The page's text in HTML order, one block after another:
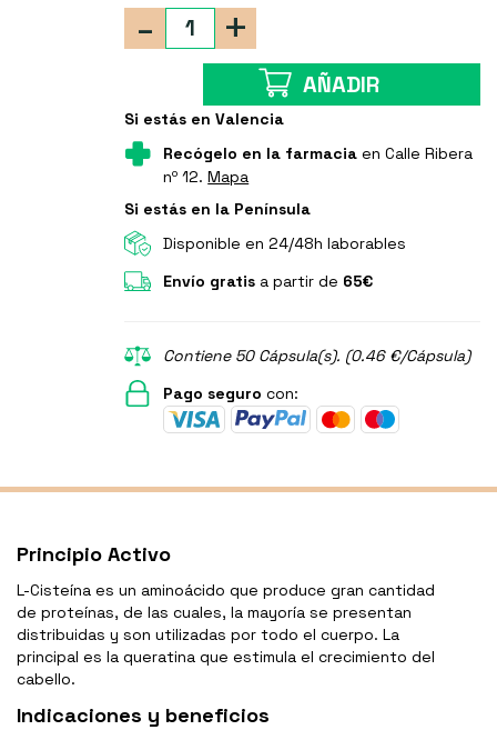
+
-
AÑADIR
Si estás en Valencia
Recógelo en la farmacia en Calle Ribera
nº 12.Mapa
Si estás en la Península
Disponible en 24/48h laborables
Envío gratis a partir de 65€
Contiene 50 Cápsula(s). (0.46 €/Cápsula)
Pago seguro con:
Principio Activo
L-Cisteína es un aminoácido que produce gran cantidad
de proteínas, de las cuales, la mayoría se presentan
distribuidas y son utilizadas por todo el cuerpo. La
principal es la queratina que estimula el crecimiento del
cabello.
Indicaciones y beneficios